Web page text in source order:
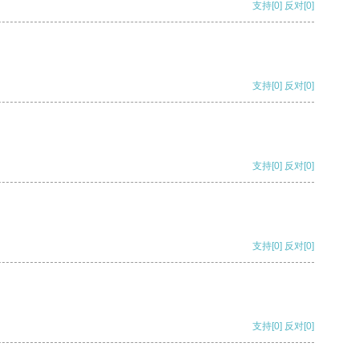
支持[0] 反对[0]
支持[0] 反对[0]
支持[0] 反对[0]
支持[0] 反对[0]
支持[0] 反对[0]